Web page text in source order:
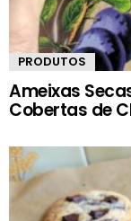
PRODUTOS
Ameixas
Cobertas de